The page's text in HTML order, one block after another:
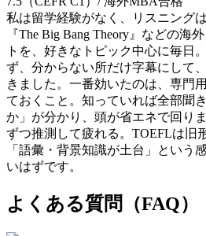
私は留学経験がなく、リスニング
『The Big Bang Theory』などの海
トを、好きなトピック中心に毎日
ず、分からない所だけ字幕にして
きました。一番効いたのは、専門
ておくこと。知っていれば全部聞
か」が分かり、頭が省エネで回り
ずつ推測して疲れる。TOEFLは旧
「語彙・背景知識が土台」という
いはずです。
よくある質問（FAQ）